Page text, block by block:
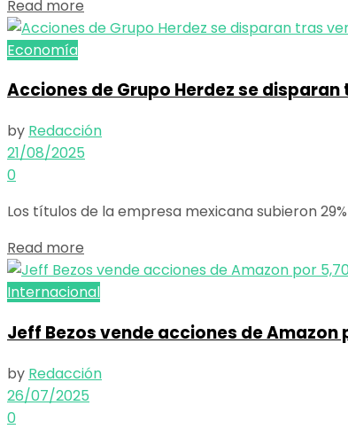
Read more
Economía
Acciones de Grupo Herdez se
by Redacción
21/08/2025
0
Los títulos de la empresa mexicana subieron
Read more
Internacional
Jeff Bezos vende acciones de
by Redacción
26/07/2025
0